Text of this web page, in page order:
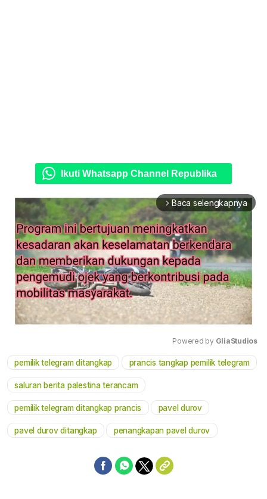
Ikuti Whatsapp Channel Republika
arrow_forward_ios Baca selengkapnya
Mute
Powered by GliaStudios
pemilik telegram ditangkap prancis tangkap pemilik telegram
saluran berita palestina terancam
pemilik telegram ditangkap prancis pavel durov
pavel durov ditangkap penangkapan pavel durov